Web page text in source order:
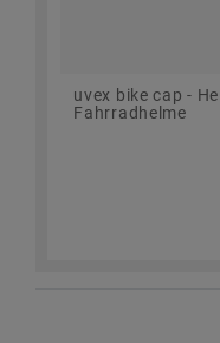
uvex bike cap -
Fahrradhelme